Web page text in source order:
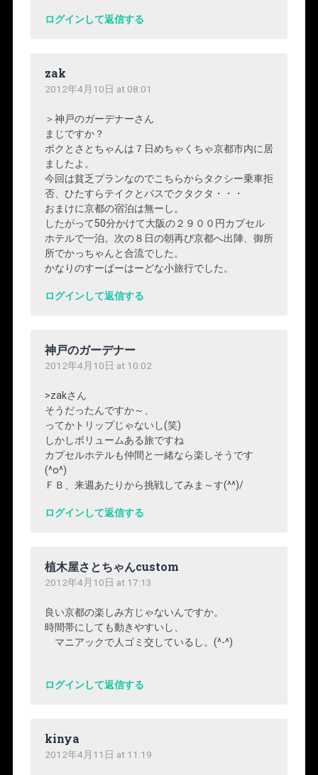
ログインして返信する
zak
2012年4月10日 at 08:01
＞神戸のガーデナーさん
まじですか？
ボクとさとちゃんは７日めちゃくちゃ京都市内に居
ましたよ。
今回は貧乏プランなのでこちらからタクシー乗車拒
否、ひたすらテイクとバスでクタクタ・・・
おまけに京都の宿泊は無ーし。
したがって50分かけて大阪の２９００円カプセル
ホテルで一泊。次の８日の朝再び京都へ出陣、御所
所でかっちゃんと合流でした。
かなりのすーぱーはーどな小旅行でした。
ログインして返信する
神戸のガーデナー
2012年4月10日 at 10:02
>zakさん
そうだったんですか～、
ってかトリップじゃないし(笑)
しかしボリュームある旅ですね
カプセルホテルも仲間と一緒なら楽しそうです
(^o^)
ＦＢ、来週あたりから挑戦してみま～す(^^)/
ログインして返信する
植木屋さとちゃんcustom
2012年4月10日 at 17:13
良い京都の楽しみ方じゃないんですか。
時間帯にしても動きやすいし、
マニアックで人ゴミ交しているし。(^-^)
ログインして返信する
kinya
2012年4月11日 at 11:19